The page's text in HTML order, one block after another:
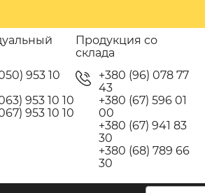
953 10
953 10 10
953 10 10
Продукция со
склада
+380 (96) 078 77
43
+380 (67) 596 01
00
+380 (67) 941 83
30
+380 (68) 789 66
30